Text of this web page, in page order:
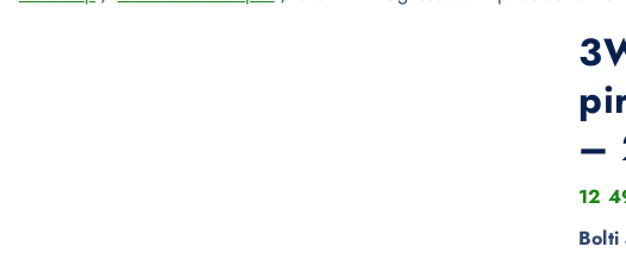
–
12
Bolti